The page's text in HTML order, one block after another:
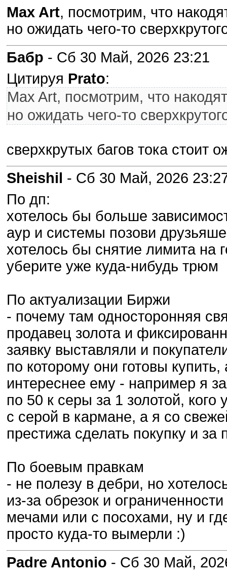
Max Art, посмотрим, что
но ожидать чего-то
Бабр - Сб 30 Май, 2026 23:21
Цитируя Prato:
Max Art, посмотрим, что
но ожидать чего-то
сверхкрутых багов тока стоит
Sheishil - Сб 30 Май, 2026
По дп:
хотелось бы больше
аур и системы позови
хотелось бы снятие лимита на
уберите уже куда-нибудь трюм
По актуализации Биржи
- почему там односторонняя
продавец золота и
заявку выставляли и
по которому они готовы
интереснее ему - например я
по 50 к серы за 1 золотой, кого
с серой в кармане, а я со
престижа сделать покупку и за
По боевым правкам
- не полезу в дебри, но
из-за обрезок и
мечами или с посохами, ну и
просто куда-то вымерли :)
Padre Antonio - Сб 30 Май,